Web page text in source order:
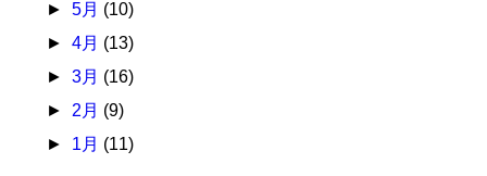
► 5月 (10)
► 4月 (13)
► 3月 (16)
► 2月 (9)
► 1月 (11)